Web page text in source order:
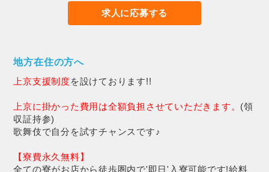
求人に応募する
地方在住の方へ
上京支援制度を設けております!!
上京に掛かった費用は全額負担させていただきます。 (領
収証持参)
歌舞伎で自分を試すチャンスです♪
【寮費永久無料】
全ての寮がお店から徒歩圏内で'即日'入寮可能です!給料